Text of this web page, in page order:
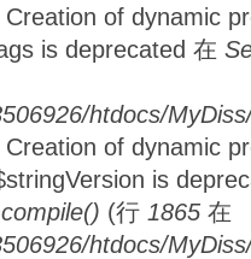
Creation of dynamic
is deprecated 在
htdocs/
Creation of dynamic
is
(行 1865 在
htdocs/